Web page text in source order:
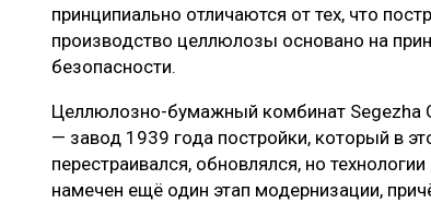
принципиально отличаются от тех, что
производство целлюлозы основано на
безопасности.
Целлюлозно-бумажный комбинат Segezha
— завод 1939 года постройки, который в
перестраивался, обновлялся, но
намечен ещё один этап модернизации,